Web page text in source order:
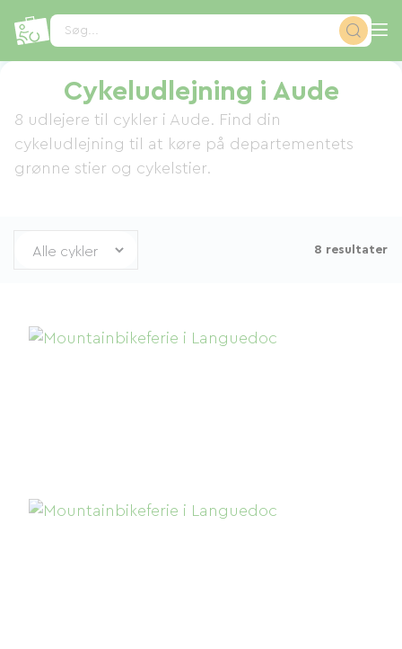
Søg...
Cykeludlejning i Aude
8 udlejere til cykler i Aude. Find din
cykeludlejning til at køre på departementets
grønne stier og cykelstier.
8 resultater
CCookie-styringspanel